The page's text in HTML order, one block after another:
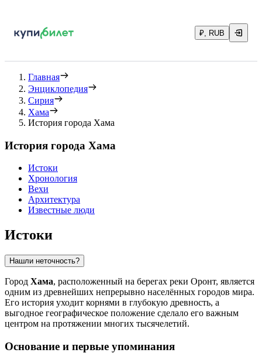
₽, RUB
Главная
Энциклопедия
Сирия
Хама
История города Хама
История города Хама
Истоки
Хронология
Вехи
Архитектура
Известные люди
Истоки
Нашли неточность?
Город Хама, расположенный на берегах реки Оронт, является
одним из древнейших непрерывно населённых городов мира.
Его история уходит корнями в глубокую древность, а
выгодное географическое положение сделало его важным
центром на протяжении многих тысячелетий.
Основание и первые упоминания